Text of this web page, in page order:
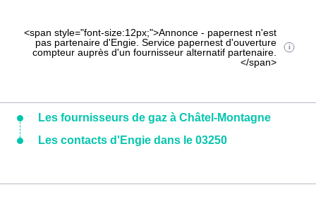
<span style="font-size:12px;">Annonce - papernest n'est
pas partenaire d'Engie. Service papernest d'ouverture
compteur auprès d'un fournisseur alternatif partenaire.
</span>
Les fournisseurs de gaz à Châtel-Montagne
Les contacts d'Engie dans le 03250